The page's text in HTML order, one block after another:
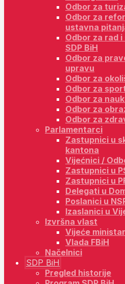
Odbor za
Odbor za
ustavna
Odbor za rad
SDP BiH
Odbor za
upravu
Odbor za
Odbor za
Odbor za
Odbor za
Odbor za
Parlamentarci
Zastupnici u
kantona
Vijećnici /
Zastupnici u
Zastupnici u
Delegati u
Poslanici u
Izaslanici u
Izvršna vlast
Vijeće
Vlada FBiH
Načelnici
SDP BiH
Pregled historije